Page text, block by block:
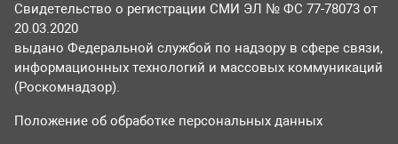
Свидетельство о регистрации СМИ ЭЛ № ФС 77-78073 от
20.03.2020
выдано Федеральной службой по надзору в сфере связи,
информационных технологий и массовых коммуникаций
(Роскомнадзор).
Положение об обработке персональных данных